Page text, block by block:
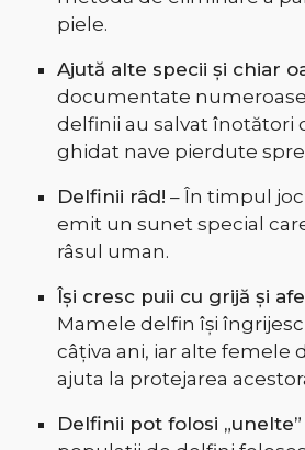
piele.
Ajută alte specii și chiar
documentate
delfinii au salvat înotători
ghidat nave pierdute
Delfinii râd! – În timpul
emit un sunet special
râsul uman.
Își cresc puii cu grijă și
Mamele delfin își
câțiva ani, iar alte femele
ajuta la protejarea
Delfinii pot folosi „unelte”